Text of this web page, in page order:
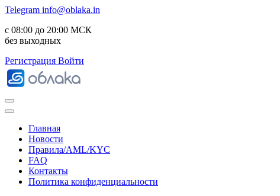
Telegram info@oblaka.in
с 08:00 до 20:00 МСК
без выходных
Регистрация Войти
Главная
Новости
Правила/AML/KYC
FAQ
Контакты
Политика конфиденциальности